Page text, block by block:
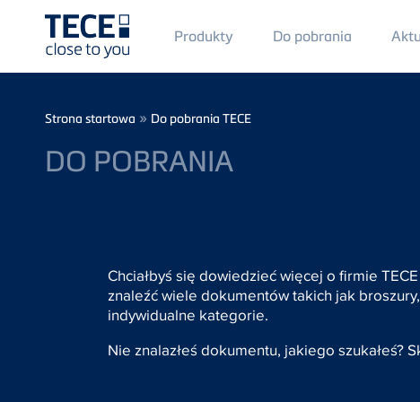
Main
Menü
1
Produkty Do pobrania
Breadcrumb
Strona startowa » Do pobrania TECE
DO POBRANIA
Chciałbyś się dowiedzieć więcej o firmie
znaleźć wiele dokumentów takich jak
indywidualne kategorie.
Nie znalazłeś dokumentu, jakiego szukałeś?